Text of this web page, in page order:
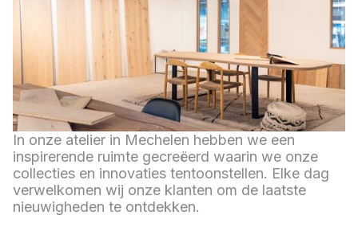
In onze atelier in Mechelen hebben we een
inspirerende ruimte gecreëerd waarin we onze
collecties en innovaties tentoonstellen. Elke dag
verwelkomen wij onze klanten om de laatste
nieuwigheden te ontdekken.